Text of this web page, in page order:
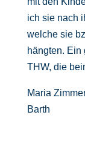
ich sie nach
welche sie
hängten. Ein
THW, die
Maria
Barth